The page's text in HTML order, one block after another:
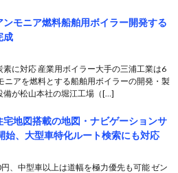
ンモニア燃料船舶用ボイラー開発する
成
素に対応 産業用ボイラー大手の三浦工業は6
ニアを燃料とする船舶用ボイラーの開発・製
備が松山本社の堀江工場（[…]
宅地図搭載の地図・ナビゲーションサ
始、大型車特化ルート検索にも対応
、中型車以上は道幅を極力優先も可能 ゼン